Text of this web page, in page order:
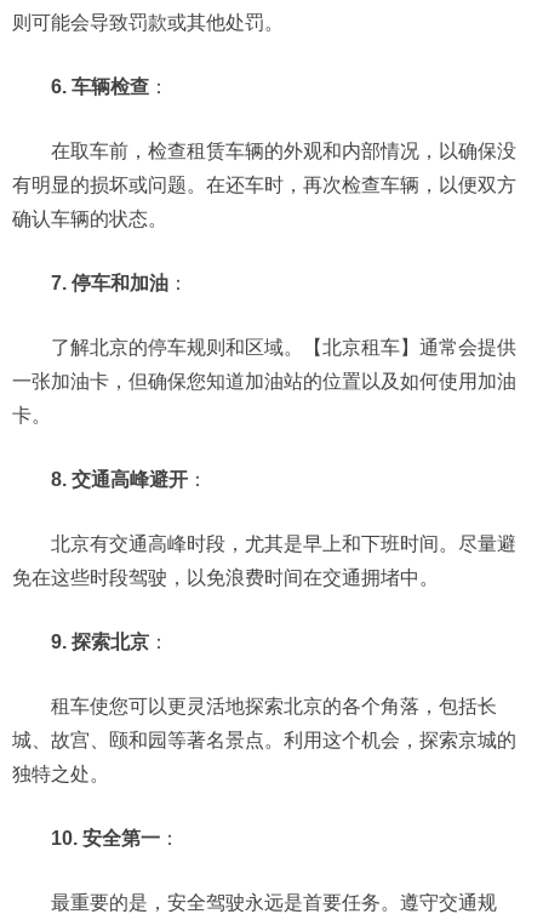
则可能会导致罚款或其他处罚。
6. 车辆检查 ：
在取车前，检查租赁车辆的外观和内部情况，以确保没
有明显的损坏或问题。在还车时，再次检查车辆，以便双方
确认车辆的状态。
7. 停车和加油 ：
了解北京的停车规则和区域。【北京租车】通常会提供
一张加油卡，但确保您知道加油站的位置以及如何使用加油
卡。
8. 交通高峰避开 ：
北京有交通高峰时段，尤其是早上和下班时间。尽量避
免在这些时段驾驶，以免浪费时间在交通拥堵中。
9. 探索北京 ：
租车使您可以更灵活地探索北京的各个角落，包括长
城、故宫、颐和园等著名景点。利用这个机会，探索京城的
独特之处。
10. 安全第一 ：
最重要的是，安全驾驶永远是首要任务。遵守交通规